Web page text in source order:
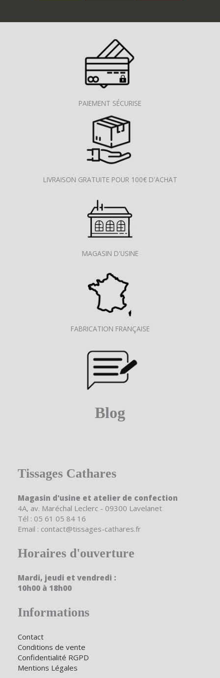
PAIEMENT SÉCURISE
LIVRAISON GRATUITE POUR 100€ D'ACHAT
MAGASIN D'USINE
FABRICATION FRANÇAISE
Blog
Tissages Cathares
Magasin d'usine et atelier de confection
4A, av. Maréchal Leclerc - 09300 Lavelanet
Tél : 05 61 05 84 16
Email : contact@tissages-cathares.fr
Horaires d'ouverture
Mardi, jeudi et vendredi :
10h00 à 18h00
Informations
Contact
Conditions de vente
Confidentialité RGPD
Mentions Légales